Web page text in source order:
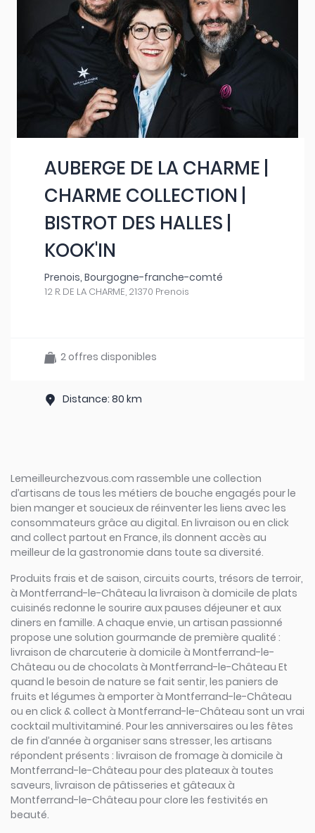
AUBERGE DE LA CHARME |
CHARME COLLECTION |
BISTROT DES HALLES |
KOOK'IN
Prenois, Bourgogne-franche-comté
12 R. DE LA CHARME, 21370 Prenois
2 offres disponibles
Distance: 80 km
Lemeilleurchezvous.com rassemble une collection
d’artisans de tous les métiers de bouche engagés pour le
bien manger et soucieux de réinventer les liens avec les
consommateurs grâce au digital. En livraison ou en click
and collect partout en France, ils donnent accès au
meilleur de la gastronomie dans toute sa diversité.
Produits frais et de saison, circuits courts, trésors de terroir,
à Montferrand-le-Château la livraison à domicile de plats
cuisinés redonne le sourire aux pauses déjeuner et aux
diners en famille. A chaque envie, un artisan passionné
propose une solution gourmande de première qualité :
livraison de charcuterie à domicile à Montferrand-le-
Château ou de chocolats à Montferrand-le-Château Et
quand le besoin de nature se fait sentir, les paniers de
fruits et légumes à emporter à Montferrand-le-Château
ou en click & collect à Montferrand-le-Château sont un vrai
cocktail multivitaminé. Pour les anniversaires ou les fêtes
de fin d’année à organiser sans stresser, les artisans
répondent présents : livraison de fromage à domicile à
Montferrand-le-Château pour des plateaux à toutes
saveurs, livraison de pâtisseries et gâteaux à
Montferrand-le-Château pour clore les festivités en
beauté.